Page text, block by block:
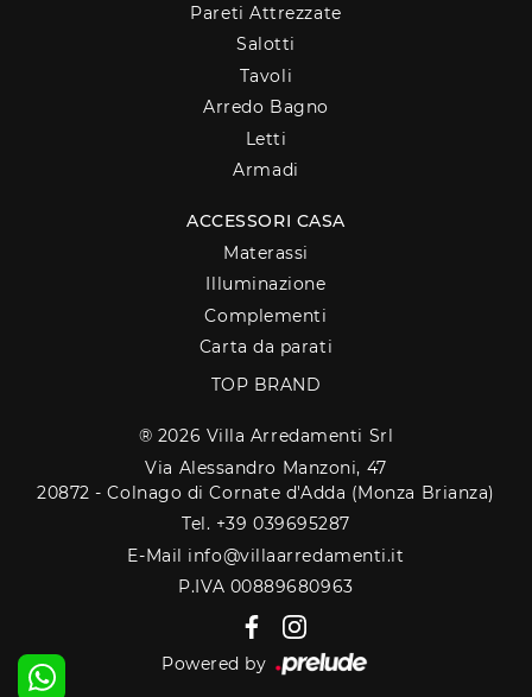
Pareti Attrezzate
Salotti
Tavoli
Arredo Bagno
Letti
Armadi
ACCESSORI CASA
Materassi
Illuminazione
Complementi
Carta da parati
TOP BRAND
® 2026 Villa Arredamenti Srl
Via Alessandro Manzoni, 47
20872 - Colnago di Cornate d'Adda (Monza Brianza)
Tel. +39 039695287
E-Mail info@villaarredamenti.it
P.IVA 00889680963
Powered by